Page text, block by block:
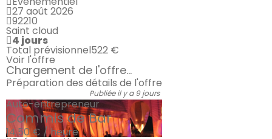
27 août 2026
92210
Saint cloud
4 jours
Total prévisionnel522 €
Voir l'offre
Chargement de l'offre...
Préparation des détails de l'offre
Publiée il y a 9 jours
Auto-entrepreneur
Commis de Bar
14.50 € / heure